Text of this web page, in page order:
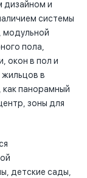
дизайном и
системы
модульной
пола,
окон в пол и
в
панорамный
зоны для
детские сады,